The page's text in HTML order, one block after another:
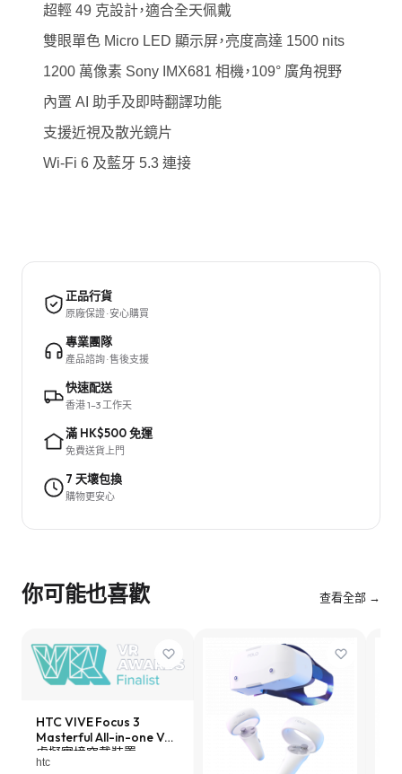
超輕 49 克設計，適合全天佩戴
雙眼單色 Micro LED 顯示屏，亮度高達 1500 nits
1200 萬像素 Sony IMX681 相機，109° 廣角視野
內置 AI 助手及即時翻譯功能
支援近視及散光鏡片
Wi-Fi 6 及藍牙 5.3 連接
正品行貨
原廠保證 · 安心購買
專業團隊
產品諮詢 · 售後支援
快速配送
香港 1–3 工作天
滿 HK$500 免運
免費送貨上門
7 天壞包換
購物更安心
你可能也喜歡 查看全部 →
HTC VIVE Focus 3
Masterful All-in-one VR
虛擬實境穿戴裝置
htc